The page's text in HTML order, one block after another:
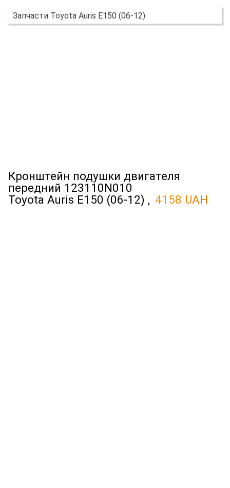
Запчасти Toyota Auris E150 (06-12)
Кронштейн подушки двигателя
передний 123110N010
Toyota Auris E150 (06-12) , 4158 UAH